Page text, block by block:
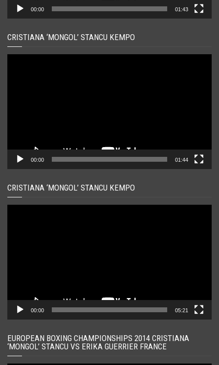
00:00 01:43
CRISTIANA ‘MONGOL’ STANCU KEMPO
00:00 01:44
CRISTIANA ‘MONGOL’ STANCU KEMPO
00:00 05:21
EUROPEAN BOXING CHAMPIONSHIPS 2014 CRISTIANA
‘MONGOL’ STANCU VS ERIKA GUERRIER FRANCE